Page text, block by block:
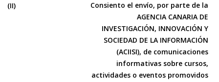
(II)
Consiento el envío, por parte de la
AGENCIA CANARIA DE
INVESTIGACIÓN, INNOVACIÓN Y
SOCIEDAD DE LA INFORMACIÓN
(ACIISI), de comunicaciones
informativas sobre cursos,
actividades o eventos promovidos